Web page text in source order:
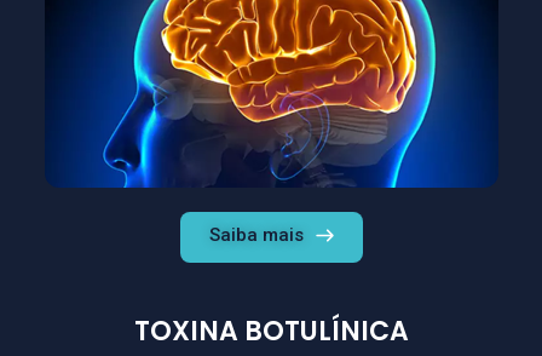
Saiba mais
TOXINA BOTULÍNICA